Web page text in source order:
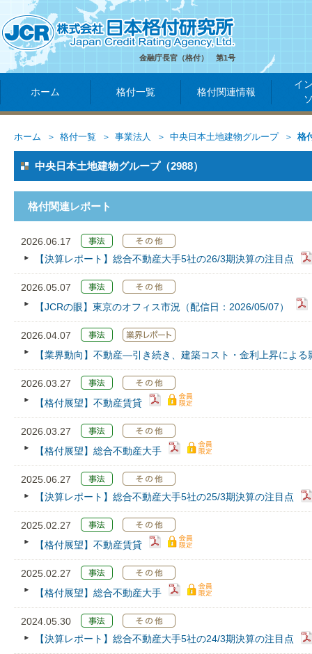
金融庁長官（格付） 第1号
ホーム 格付一覧 格付関連情報
イ
ホーム 格付一覧 事業法人 中央日本土地建物グループ 格
中央日本土地建物グループ（2988）
格付関連レポート
2026.06.17
【決算レポート】総合不動産大手5社の26/3期決算の注目点
2026.05.07
【JCRの眼】東京のオフィス市況（配信日：2026/05/07）
2026.04.07
【業界動向】不動産―引き続き、建築コスト・金利上昇によ
2026.03.27
【格付展望】不動産賃貸
2026.03.27
【格付展望】総合不動産大手
2025.06.27
【決算レポート】総合不動産大手5社の25/3期決算の注目点
2025.02.27
【格付展望】不動産賃貸
2025.02.27
【格付展望】総合不動産大手
2024.05.30
【決算レポート】総合不動産大手5社の24/3期決算の注目点